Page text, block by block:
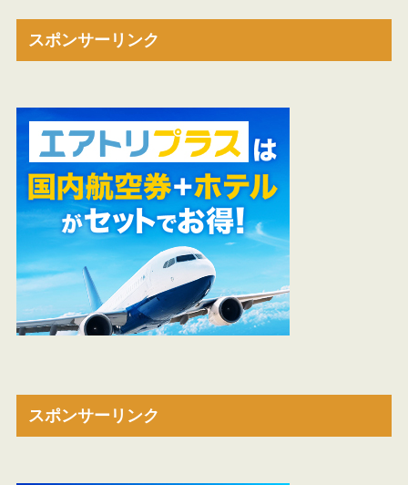
スポンサーリンク
スポンサーリンク